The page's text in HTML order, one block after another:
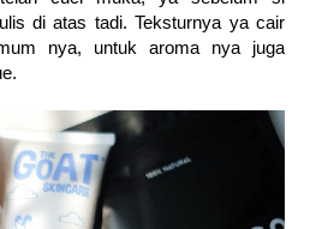
di atas tadi. Teksturnya ya cair
nya, untuk aroma nya juga